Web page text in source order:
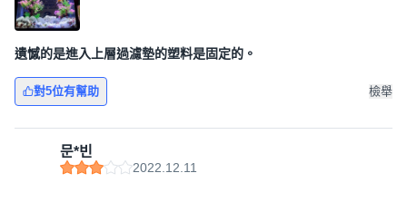
遺憾的是進入上層過濾墊的塑料是固定的。
對5位有幫助 檢舉
문*빈
2022.12.11